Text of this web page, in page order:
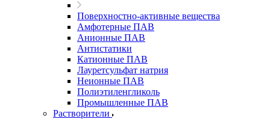
Поверхностно-активные вещества
Амфотерные ПАВ
Анионные ПАВ
Антистатики
Катионные ПАВ
Лауретсульфат натрия
Неионные ПАВ
Полиэтиленгликоль
Промышленные ПАВ
Растворители